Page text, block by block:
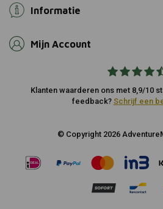
Informatie
Mijn Account
Klanten waarderen ons met 8,9/10
feedback? Schrijf een
© Copyright 2026